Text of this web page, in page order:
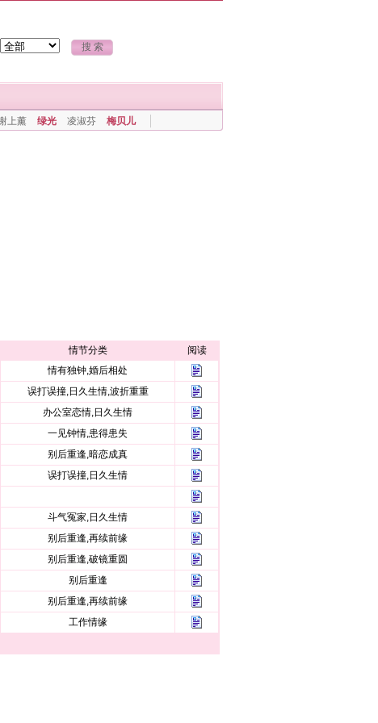
上薰 绿光 凌淑芬 梅贝儿
情节分类
阅读
情有独钟,婚后相处
误打误撞,日久生情,波折重重
办公室恋情,日久生情
一见钟情,患得患失
别后重逢,暗恋成真
误打误撞,日久生情
斗气冤家,日久生情
别后重逢,再续前缘
别后重逢,破镜重圆
别后重逢
别后重逢,再续前缘
工作情缘